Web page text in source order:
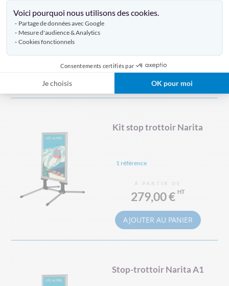
Voici pourquoi nous utilisons des cookies.
Partage de données avec Google
Mesure d'audience & Analytics
Cookies fonctionnels
Consentements certifiés par
Je choisis OK pour moi
Kit stop trottoir Narita
1 référence
À PARTIR DE
279,00 €
AJOUTER AU PANIER
Stop-trottoir Narita A1